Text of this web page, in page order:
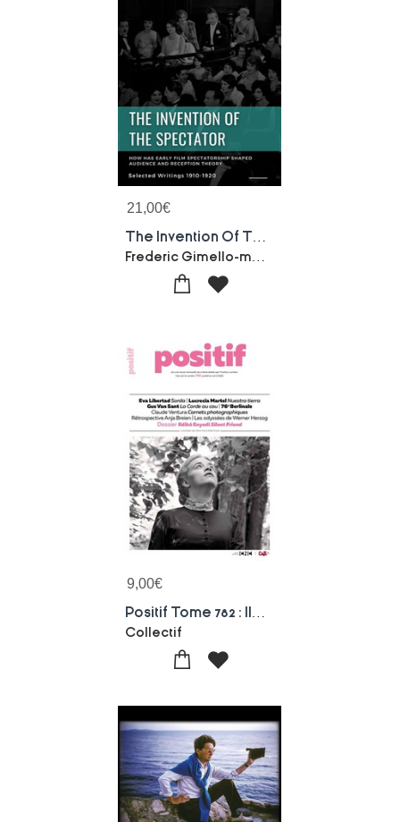
21,00€
9,00€
Collectif